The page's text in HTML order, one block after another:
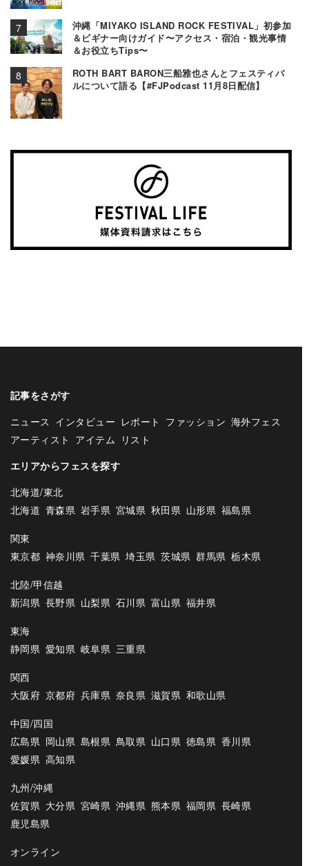
沖縄「MIYAKO ISLAND ROCK FESTIVAL」初参加
＆ビギナー向けガイド〜アクセス・宿泊・観光事情
＆お役立ちTips〜
ROTH BART BARON三船雅也さんとフェスティバ
ルについて語る【#FJPodcast 11月8日配信】
記事をさがす
ニュース インタビュー レポート ファッション 海外フェス
アーティスト アイテム リスト
エリアからフェスを探す
北海道/東北
北海道 青森県 岩手県 宮城県 秋田県 山形県 福島県
関東
東京都 神奈川県 千葉県 埼玉県 茨城県 群馬県 栃木県
北陸/甲信越
新潟県 長野県 山梨県 石川県 富山県 福井県
東海
静岡県 愛知県 岐阜県 三重県
関西
大阪府 京都府 兵庫県 奈良県 滋賀県 和歌山県
中国/四国
広島県 岡山県 島根県 鳥取県 山口県 徳島県 香川県
愛媛県 高知県
九州/沖縄
佐賀県 大分県 宮崎県 沖縄県 熊本県 福岡県 長崎県
鹿児島県
オンライン